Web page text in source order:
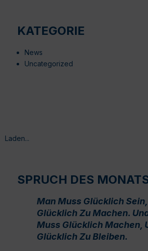
KATEGORIE
News
Uncategorized
Laden...
SPRUCH DES
Man Muss Glücklich
Glücklich Zu Machen.
Muss Glücklich Machen,
Glücklich Zu Bleiben.